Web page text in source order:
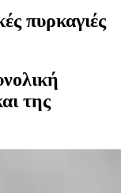
πυρκαγιές
της